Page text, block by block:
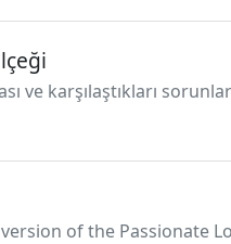
ve karşılaştıkları
of the Passionate